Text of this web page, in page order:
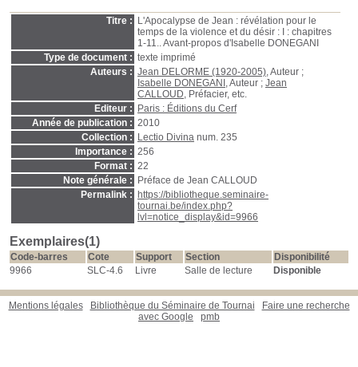
Titre :
L'Apocalypse de Jean : révélation pour le
temps de la violence et du désir : I : chapitres
1-11.. Avant-propos d'Isabelle DONEGANI
Type de document : texte imprimé
Auteurs : Jean DELORME (1920-2005), Auteur ;
Isabelle DONEGANI , Auteur ; Jean
CALLOUD, Préfacier, etc.
Editeur :
Paris : Éditions du Cerf
Année de publication : 2010
Collection :
Lectio Divina num. 235
Importance : 256
Format : 22
Note générale :
Préface de Jean CALLOUD
Permalink :
https://bibliotheque.seminaire-
tournai.be/index.php?
lvl=notice_display&id=9966
Exemplaires(1)
Code-barres Cote Support Section
Disponibilité
9966
SLC-4.6 Livre Salle de lecture Disponible
Mentions légales Bibliothèque du Séminaire de Tournai
Faire une recherche
avec Google
pmb